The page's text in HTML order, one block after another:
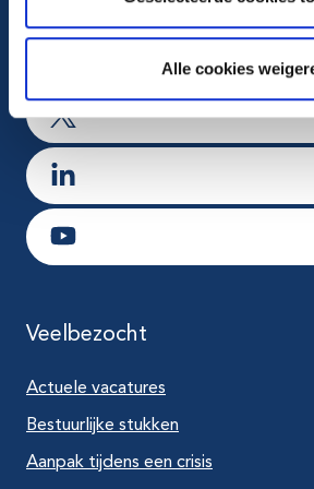
Alle cookies
Ga naar Instagram
Ga naar X
Ga naar LinkedIn
Ga naar Youtube
Veelbezocht
Actuele vacatures
Bestuurlijke stukken
Aanpak tijdens een crisis